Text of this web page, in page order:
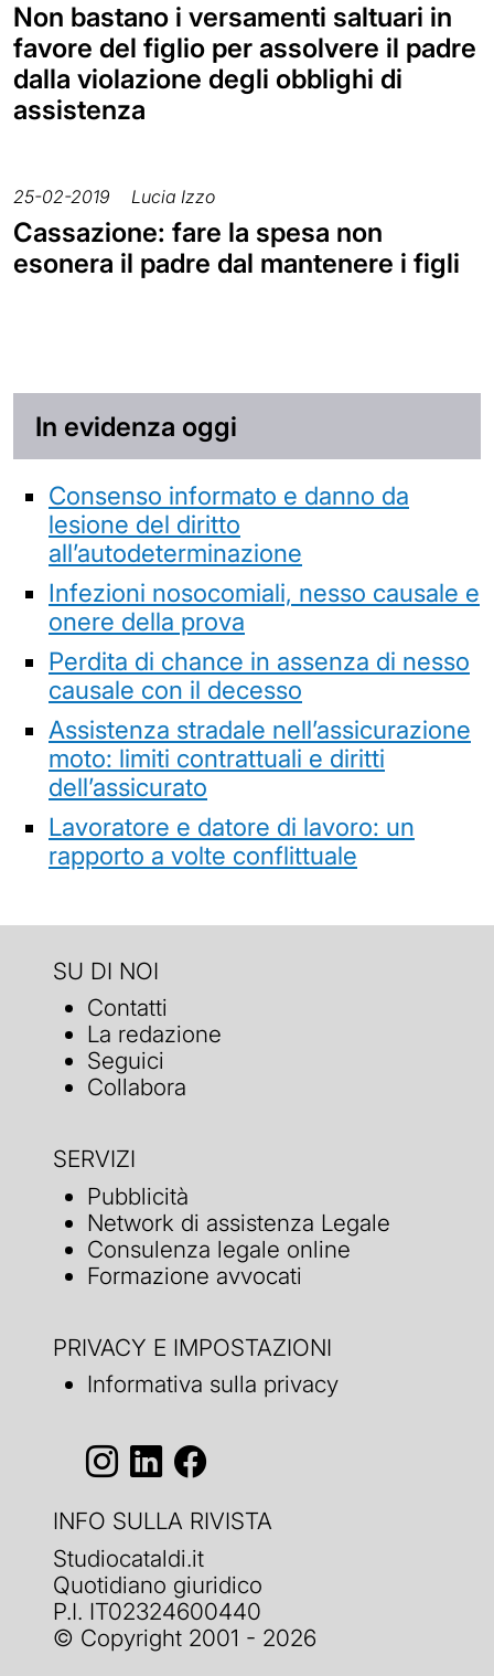
Non bastano i versamenti saltuari in
favore del figlio per assolvere il padre
dalla violazione degli obblighi di
assistenza
25-02-2019 Lucia Izzo
Cassazione: fare la spesa non
esonera il padre dal mantenere i figli
In evidenza oggi
Consenso informato e danno da
lesione del diritto
all’autodeterminazione
Infezioni nosocomiali, nesso causale e
onere della prova
Perdita di chance in assenza di nesso
causale con il decesso
Assistenza stradale nell’assicurazione
moto: limiti contrattuali e diritti
dell’assicurato
Lavoratore e datore di lavoro: un
rapporto a volte conflittuale
SU DI NOI
Contatti
La redazione
Seguici
Collabora
SERVIZI
Pubblicità
Network di assistenza Legale
Consulenza legale online
Formazione avvocati
PRIVACY E IMPOSTAZIONI
Informativa sulla privacy
INFO SULLA RIVISTA
Studiocataldi.it
Quotidiano giuridico
P.I. IT02324600440
© Copyright 2001 - 2026